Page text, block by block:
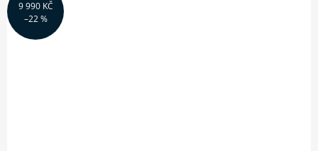
9 990 KČ
–22 %